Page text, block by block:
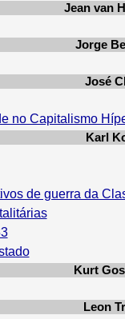
Jean van
Jorge
José
no Capitalismo
Karl
de guerra da
Kurt
Leon